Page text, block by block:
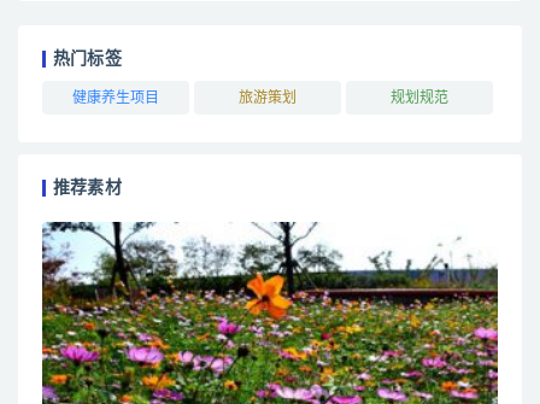
热门标签
健康养生项目 旅游策划 规划规范
推荐素材